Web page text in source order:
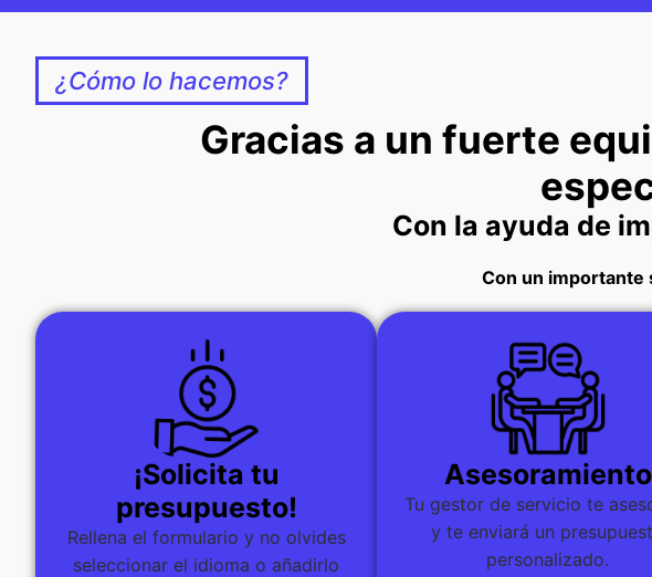
¿Cómo lo hacemos?
Gracias a un fuerte
Con la ayuda de
Con un importante
¡Solicita tu
presupuesto!
Rellena el formulario y no olvides
seleccionar el idioma o añadirlo
Asesoramiento
Tu gestor de servicio te
y te enviará un
personalizado.